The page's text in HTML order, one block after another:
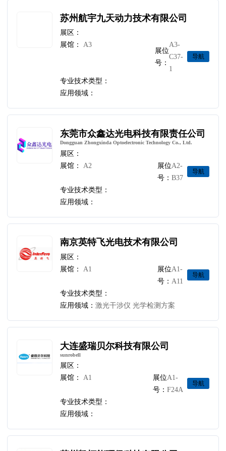
苏州航宇九天动力技术有限公司
展区：
展馆：
A3
展位
号：
A3-
C37-
1
导航
专业技术类型：
应用领域：
东莞市众鑫达光电科技有限责任公司
Dongguan Zhongxinda Optoelectronic Technology Co., Ltd.
展区：
展馆：
A2
展位
号：
A2-
B37
导航
专业技术类型：
应用领域：
南京英特飞光电技术有限公司
展区：
展馆：
A1
展位
号：
A1-
A11
导航
专业技术类型：
应用领域：激光干涉仪 光学检测方案
大连盛瑞贝尔科技有限公司
sunrobell
展区：
展馆：
A1
展位
号：
A1-
F24A
导航
专业技术类型：
应用领域：